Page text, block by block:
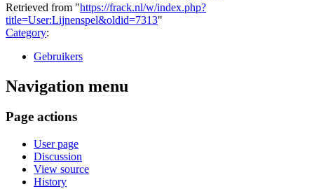
Retrieved from "https://frack.nl/w/index.php?
title=User:Lijnenspel&oldid=7313"
Category:
Gebruikers
Navigation menu
Page actions
User page
Discussion
View source
History